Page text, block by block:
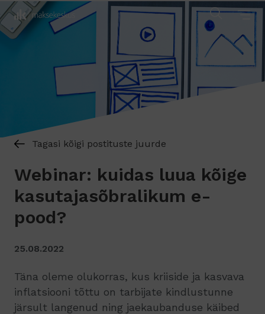
Tagasi kõigi postituste juurde
Webinar: kuidas luua kõige
kasutajasõbralikum e-
pood?
25.08.2022
Täna oleme olukorras, kus kriiside ja kasvava
inflatsiooni tõttu on tarbijate kindlustunne
järsult langenud ning jaekaubanduse käibed